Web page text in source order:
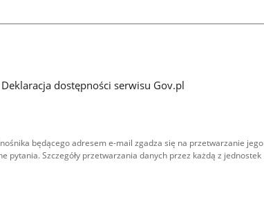
Deklaracja dostępności serwisu Gov.pl
będącego adresem e-mail zgadza się na przetwarzanie jego
pytania. Szczegóły przetwarzania danych przez każdą z jednostek